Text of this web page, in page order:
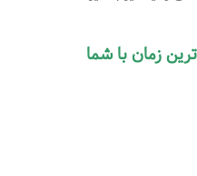
زمان با شما